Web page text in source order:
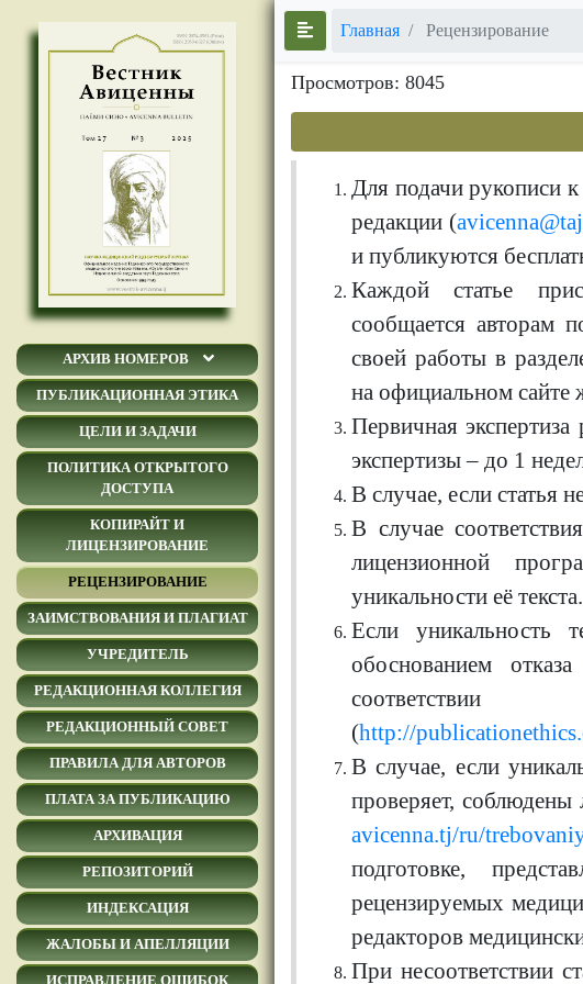
АРХИВ НОМЕРОВ
ПУБЛИКАЦИОННАЯ ЭТИКА
ЦЕЛИ И ЗАДАЧИ
ПОЛИТИКА ОТКРЫТОГО
ДОСТУПА
КОПИРАЙТ И
ЛИЦЕНЗИРОВАНИЕ
РЕЦЕНЗИРОВАНИЕ
ЗАИМСТВОВАНИЯ И ПЛАГИАТ
УЧРЕДИТЕЛЬ
РЕДАКЦИОННАЯ КОЛЛЕГИЯ
РЕДАКЦИОННЫЙ СОВЕТ
ПРАВИЛА ДЛЯ АВТОРОВ
ПЛАТА ЗА ПУБЛИКАЦИЮ
АРХИВАЦИЯ
РЕПОЗИТОРИЙ
ИНДЕКСАЦИЯ
ЖАЛОБЫ И АПЕЛЛЯЦИИ
ИСПРАВЛЕНИЕ ОШИБОК
Главная Рецензирование
Просмотров: 8045
Для подачи рукописи
редакции (
и публикуются
Каждой статье
сообщается авторам
своей работы в
на официальном сайте
Первичная
экспертизы – до 1
В случае, если статья
В случае
лицензионной
уникальности её
Если уникальность
обоснованием
(http://
В случае, если
проверяет,
avicenna.tj/ru/
подготовке,
рецензируемых
редакторов
При несоответствии